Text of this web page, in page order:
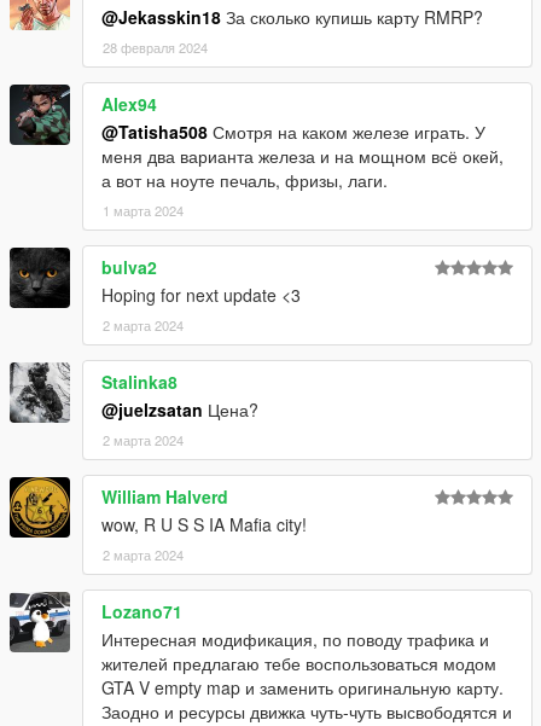
OpenIV.
The auto-installer will NOT disable or remove your mods when
installing or uninstalling, don't worry.
@Jekasskin18 За сколько купишь карту RMRP?
28 февраля 2024
Alex94
@Tatisha508 Смотря на каком железе играть. У
меня два варианта железа и на мощном всё окей,
а вот на ноуте печаль, фризы, лаги.
1 марта 2024
bulva2
Hoping for next update <3
2 марта 2024
Stalinka8
@juelzsatan Цена?
2 марта 2024
William Halverd
wow, R U S S IA Mafia city!
2 марта 2024
Lozano71
Интересная модификация, по поводу трафика и
жителей предлагаю тебе воспользоваться модом
GTA V empty map и заменить оригинальную карту.
Заодно и ресурсы движка чуть-чуть высвободятся и